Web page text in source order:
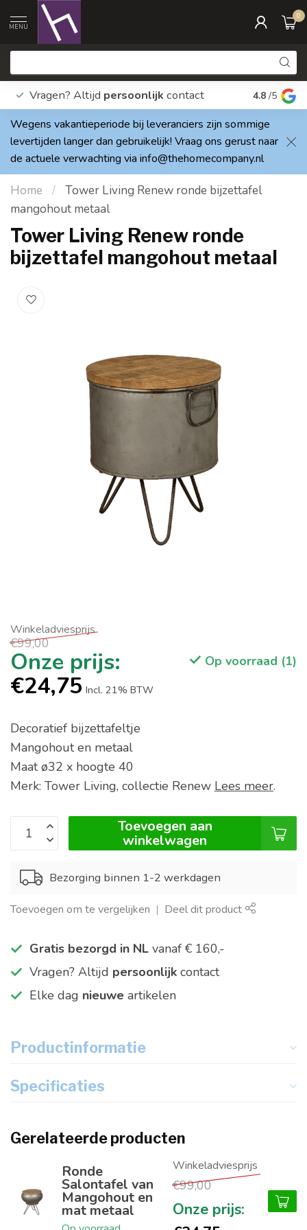
MENU
0
Vragen? Altijd persoonlijk contact Elke dag
4.8 /5
Wegens vakantieperiode bij leveranciers zijn sommige
levertijden langer dan gebruikelijk! Vraag ons gerust naar
de actuele verwachting via info@thehomecompany.nl
Home /
Tower Living Renew ronde bijzettafel
mangohout metaal
Tower Living Renew ronde
bijzettafel mangohout metaal
€99,00
€24,75 Incl. 21% BTW
Op voorraad (1)
Decoratief bijzettafeltje
Mangohout en metaal
Maat ø32 x hoogte 40
Merk: Tower Living, collectie Renew Lees meer.
Toevoegen aan
winkelwagen
Bezorging binnen 1-2 werkdagen
Toevoegen om te vergelijken Deel dit product
Gratis bezorgd in NL vanaf € 160,-
Vragen? Altijd persoonlijk contact
Elke dag nieuwe artikelen
Productinformatie
Specificaties
Gerelateerde producten
Ronde
Salontafel van
Mangohout en
mat metaal
€99,00